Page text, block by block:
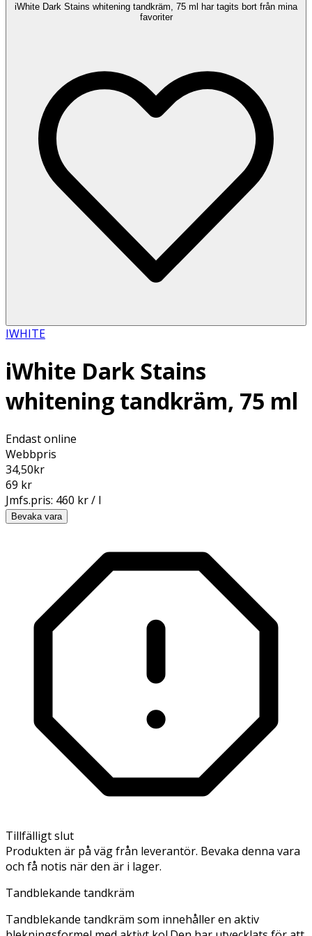
iWhite Dark Stains whitening tandkräm, 75 ml har tagits bort från mina
favoriter
IWHITE
iWhite Dark Stains
whitening tandkräm, 75 ml
Endast online
Webbpris
34,50kr
69 kr
Jmfs.pris: 460 kr / l
Bevaka vara
Tillfälligt slut
Produkten är på väg från leverantör. Bevaka denna vara
och få notis när den är i lager.
Tandblekande tandkräm
Tandblekande tandkräm som innehåller en aktiv